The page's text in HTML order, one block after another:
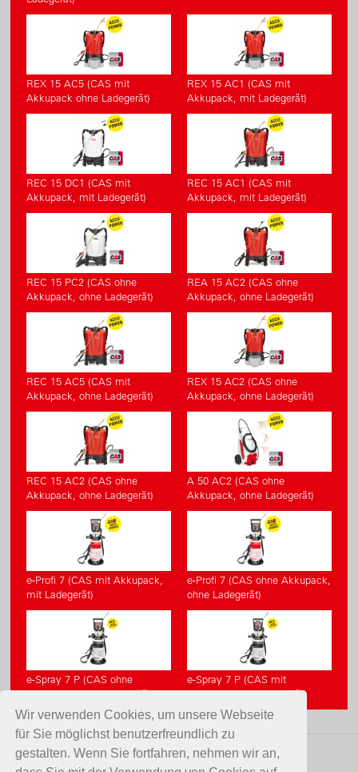
Wir verwenden Cookies, um unsere Webseite
für Sie möglichst benutzerfreundlich zu
gestalten. Wenn Sie fortfahren, nehmen wir an,
REX 15 AC5 (CAS mit
Akkupack ohne Ladegerät)
REX 15 AC1 (CAS mit
Akkupack, mit Ladegerät)
REC 15 DC1 (CAS mit
Akkupack, mit Ladegerät)
REC 15 AC1 (CAS mit
Akkupack, mit Ladegerät)
REC 15 PC2 (CAS ohne
Akkupack, ohne Ladegerät)
REA 15 AC2 (CAS ohne
Akkupack, ohne Ladegerät)
REC 15 AC5 (CAS mit
Akkupack, ohne Ladegerät)
REX 15 AC2 (CAS ohne
Akkupack, ohne Ladegerät)
REC 15 AC2 (CAS ohne
Akkupack, ohne Ladegerät)
A 50 AC2 (CAS ohne
Akkupack, ohne Ladegerät)
e-Profi 7 (CAS mit Akkupack,
mit Ladegerät)
e-Profi 7 (CAS ohne Akkupack,
ohne Ladegerät)
e-Spray 7 P (CAS ohne
Akkupack, ohne Ladegerät)
e-Spray 7 P (CAS mit
Akkupack, mit Ladegerät)